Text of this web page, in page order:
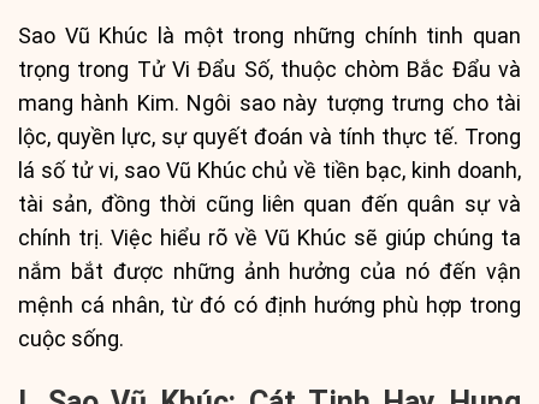
Sao Vũ Khúc là một trong những chính tinh quan
trọng trong Tử Vi Đẩu Số, thuộc chòm Bắc Đẩu và
mang hành Kim. Ngôi sao này tượng trưng cho tài
lộc, quyền lực, sự quyết đoán và tính thực tế. Trong
lá số tử vi, sao Vũ Khúc chủ về tiền bạc, kinh doanh,
tài sản, đồng thời cũng liên quan đến quân sự và
chính trị. Việc hiểu rõ về Vũ Khúc sẽ giúp chúng ta
nắm bắt được những ảnh hưởng của nó đến vận
mệnh cá nhân, từ đó có định hướng phù hợp trong
cuộc sống.